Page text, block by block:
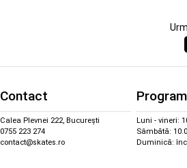
Contact
Calea Plevnei 222, București
0755 223 274
contact@skates.ro
Program
Luni - vineri:
Sâmbătă:
Duminică: